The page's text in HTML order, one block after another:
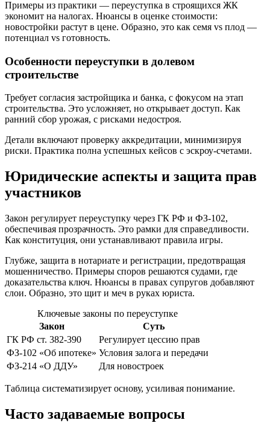
Примеры из практики — переуступка в строящихся ЖК
экономит на налогах. Нюансы в оценке стоимости:
новостройки растут в цене. Образно, это как семя vs плод —
потенциал vs готовность.
Особенности переуступки в долевом
строительстве
Требует согласия застройщика и банка, с фокусом на этап
строительства. Это усложняет, но открывает доступ. Как
ранний сбор урожая, с рисками недостроя.
Детали включают проверку аккредитации, минимизируя
риски. Практика полна успешных кейсов с эскроу-счетами.
Юридические аспекты и защита прав
участников
Закон регулирует переуступку через ГК РФ и ФЗ-102,
обеспечивая прозрачность. Это рамки для справедливости.
Как конституция, они устанавливают правила игры.
Глубже, защита в нотариате и регистрации, предотвращая
мошенничество. Примеры споров решаются судами, где
доказательства ключ. Нюансы в правах супругов добавляют
слои. Образно, это щит и меч в руках юриста.
Ключевые законы по переуступке
Закон
Суть
ГК РФ ст. 382-390
Регулирует цессию прав
ФЗ-102 «Об ипотеке» Условия залога и передачи
ФЗ-214 «О ДДУ»
Для новостроек
Таблица систематизирует основу, усиливая понимание.
Часто задаваемые вопросы